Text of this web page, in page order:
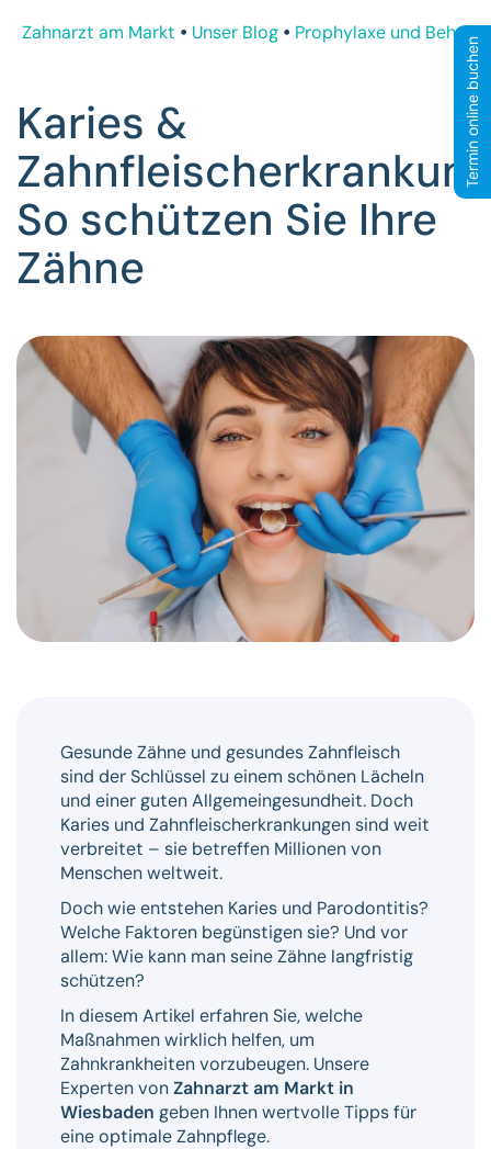
Zahnarzt am Markt Unser Blog Prophylaxe und
Karies &
So schützen Sie Ihre
Zähne
Gesunde Zähne und gesundes Zahnfleisch
sind der Schlüssel zu einem schönen Lächeln
und einer guten Allgemeingesundheit. Doch
Karies und Zahnfleischerkrankungen sind weit
verbreitet – sie betreffen Millionen von
Menschen weltweit.
Doch wie entstehen Karies und Parodontitis?
Welche Faktoren begünstigen sie? Und vor
allem: Wie kann man seine Zähne langfristig
schützen?
In diesem Artikel erfahren Sie, welche
Maßnahmen wirklich helfen, um
Zahnkrankheiten vorzubeugen. Unsere
Experten vonZahnarzt am Markt in
Wiesbaden geben Ihnen wertvolle Tipps für
eine optimale Zahnpflege.
Termin online buchen